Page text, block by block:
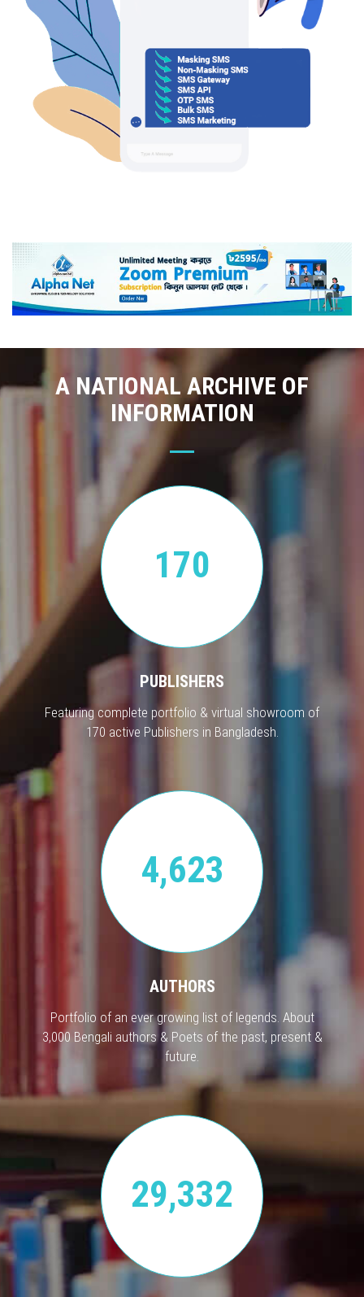
A NATIONAL ARCHIVE OF
INFORMATION
170
PUBLISHERS
Featuring complete portfolio & virtual showroom of
170 active Publishers in Bangladesh.
4,623
AUTHORS
Portfolio of an ever growing list of legends. About
3,000 Bengali authors & Poets of the past, present &
future.
29,332